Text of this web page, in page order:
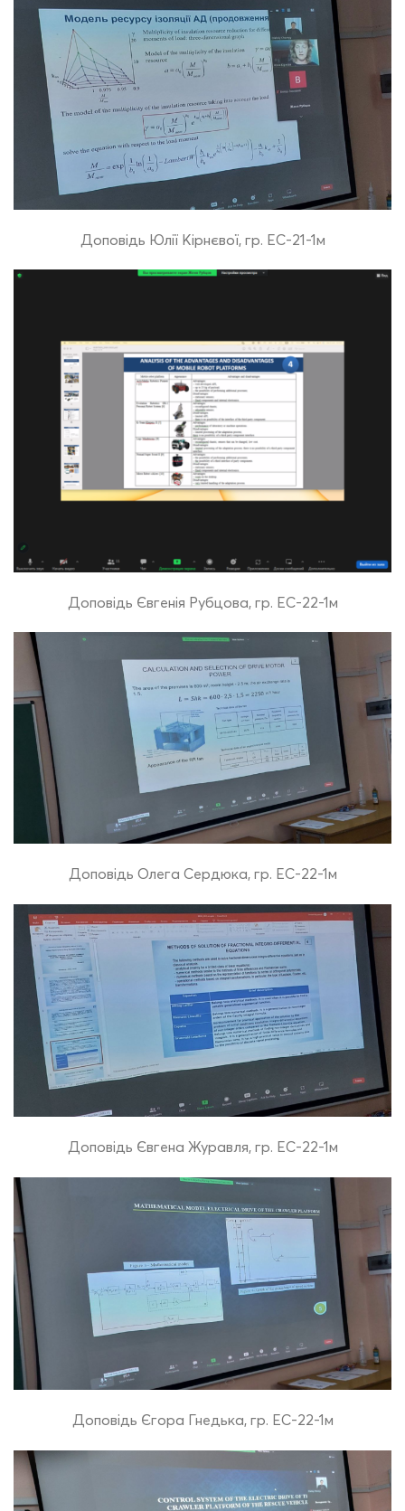
Доповідь Юлії Кірнєвої, гр. ЕС-21-1м
Доповідь Євгенія Рубцова, гр. ЕС-22-1м
Доповідь Олега Сердюка, гр. ЕС-22-1м
Доповідь Євгена Журавля, гр. ЕС-22-1м
Доповідь Єгора Гнедька, гр. ЕС-22-1м